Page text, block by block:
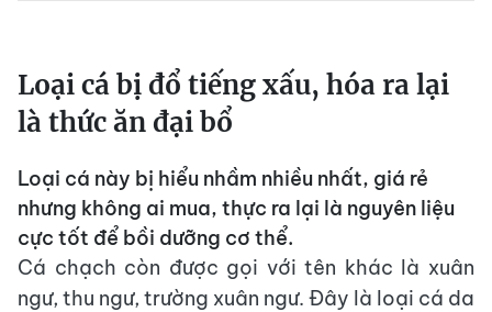
Loại cá bị đổ tiếng xấu, hóa ra lại
là thức ăn đại bổ
Loại cá này bị hiểu nhầm nhiều nhất, giá rẻ
nhưng không ai mua, thực ra lại là nguyên liệu
cực tốt để bồi dưỡng cơ thể.
Cá chạch còn được gọi với tên khác là xuân
ngư, thu ngư, trường xuân ngư. Đây là loại cá da